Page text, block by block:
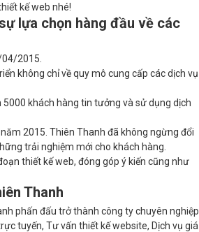
kế web nhé!
lựa chọn hàng đầu về các
2015.
không chỉ về quy mô cung cấp các dịch vụ
khách hàng tin tưởng và sử dụng dịch
2015. Thiên Thanh đã không ngừng đổi
trải nghiệm mới cho khách hàng.
thiết kế web, đóng góp ý kiến cũng như
Thanh
phấn đấu trở thành công ty chuyên nghiệp
tuyến, Tư vấn thiết kế website, Dịch vụ giá